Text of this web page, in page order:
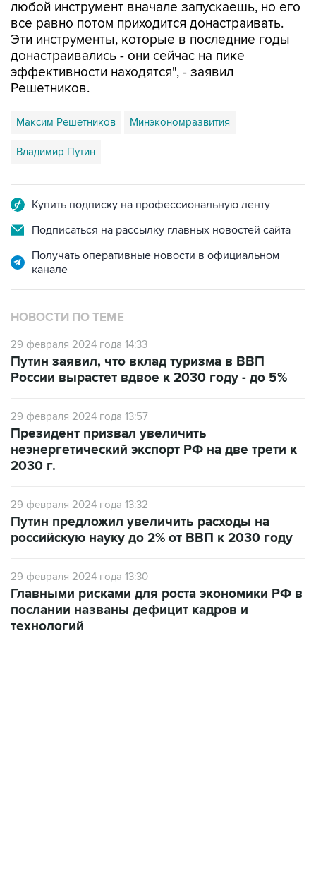
любой инструмент вначале запускаешь, но его
все равно потом приходится донастраивать.
Эти инструменты, которые в последние годы
донастраивались - они сейчас на пике
эффективности находятся", - заявил
Решетников.
Максим Решетников Минэкономразвития
Владимир Путин
Купить подписку на профессиональную ленту
Подписаться на рассылку главных новостей сайта
Получать оперативные новости в официальном
канале
НОВОСТИ ПО ТЕМЕ
29 февраля 2024 года 14:33
Путин заявил, что вклад туризма в ВВП
России вырастет вдвое к 2030 году - до 5%
29 февраля 2024 года 13:57
Президент призвал увеличить
неэнергетический экспорт РФ на две трети к
2030 г.
29 февраля 2024 года 13:32
Путин предложил увеличить расходы на
российскую науку до 2% от ВВП к 2030 году
29 февраля 2024 года 13:30
Главными рисками для роста экономики РФ в
послании названы дефицит кадров и
технологий